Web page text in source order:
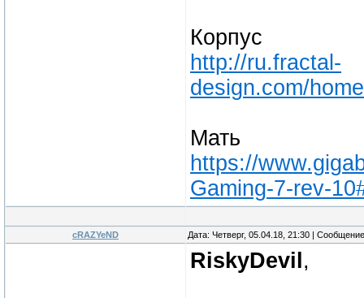
Корпус
http://ru.fractal-
design.com/
Мать
https://
Gaming-7-rev-
cRAZYeND Дата: Четверг, 05.04.18, 21:30 |
RiskyDevil ,